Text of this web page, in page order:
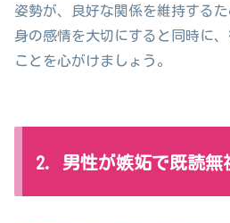
姿勢が、良好な関係を維持する
身の感情を大切にすると同時に
ことを心がけましょう。
2. 男性が嫉妬で既読無